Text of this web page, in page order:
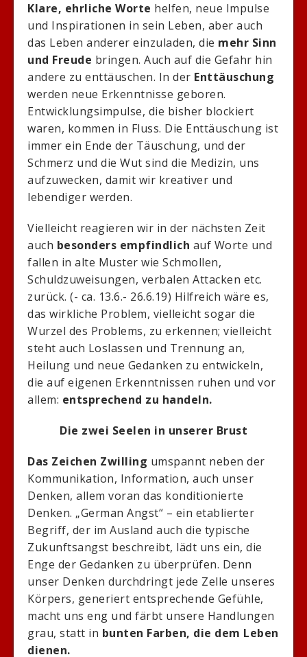
Klare, ehrliche Worte helfen, neue Impulse
und Inspirationen in sein Leben, aber auch
das Leben anderer einzuladen, die mehr Sinn
und Freude bringen. Auch auf die Gefahr hin
andere zu enttäuschen. In der Enttäuschung
werden neue Erkenntnisse geboren.
Entwicklungsimpulse, die bisher blockiert
waren, kommen in Fluss. Die Enttäuschung ist
immer ein Ende der Täuschung, und der
Schmerz und die Wut sind die Medizin, uns
aufzuwecken, damit wir kreativer und
lebendiger werden.
Vielleicht reagieren wir in der nächsten Zeit
auch besonders empfindlich auf Worte und
fallen in alte Muster wie Schmollen,
Schuldzuweisungen, verbalen Attacken etc.
zurück. (- ca. 13.6.- 26.6.19) Hilfreich wäre es,
das wirkliche Problem, vielleicht sogar die
Wurzel des Problems, zu erkennen; vielleicht
steht auch Loslassen und Trennung an,
Heilung und neue Gedanken zu entwickeln,
die auf eigenen Erkenntnissen ruhen und vor
allem: entsprechend zu handeln.
Die zwei Seelen in unserer Brust
Das Zeichen Zwilling umspannt neben der
Kommunikation, Information, auch unser
Denken, allem voran das konditionierte
Denken. „German Angst“ – ein etablierter
Begriff, der im Ausland auch die typische
Zukunftsangst beschreibt, lädt uns ein, die
Enge der Gedanken zu überprüfen. Denn
unser Denken durchdringt jede Zelle unseres
Körpers, generiert entsprechende Gefühle,
macht uns eng und färbt unsere Handlungen
grau, statt in bunten Farben, die dem Leben
dienen.